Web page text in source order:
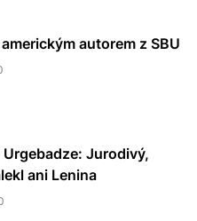
autorem z SBU
Urgebadze: Jurodivý,
ani Lenina